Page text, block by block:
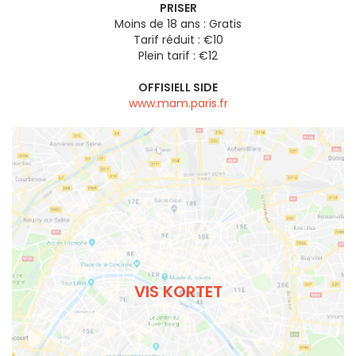
PRISER
Moins de 18 ans : Gratis
Tarif réduit : €10
Plein tarif : €12
OFFISIELL SIDE
www.mam.paris.fr
VIS KORTET